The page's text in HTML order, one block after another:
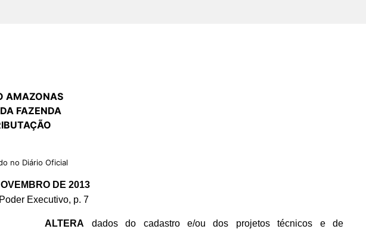
AMAZONAS
FAZENDA
no Diário Oficial
DE 2013
Executivo, p. 7
ALTERA dados do cadastro e/ou dos projetos técnicos e de